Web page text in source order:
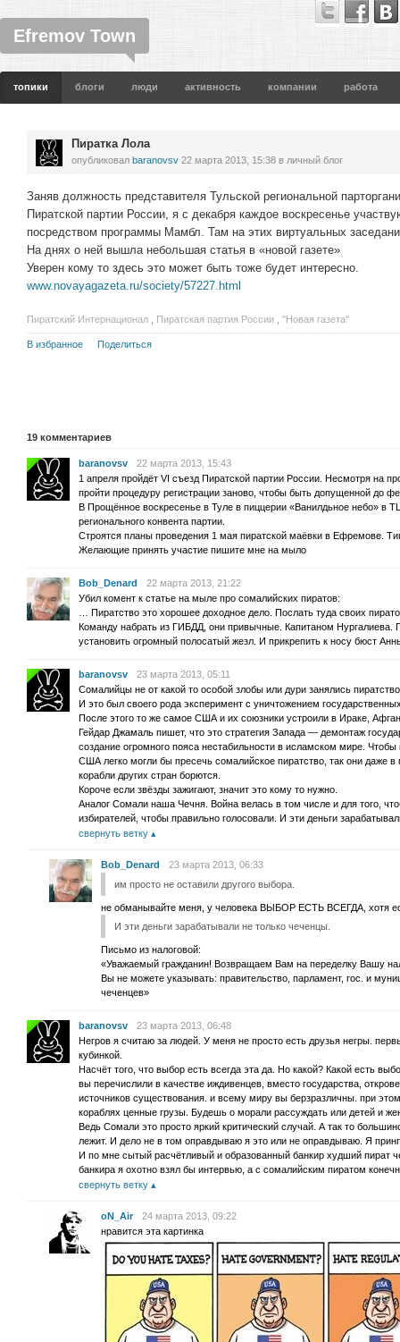
Efremov Town
топики блоги люди активность компании работа
Пиратка Лола
опубликовал baranovsv 22 марта 2013, 15:38 в личный блог
Заняв должность представителя Тульской региональной
Пиратской партии России, я с декабря каждое воскресенье
посредством программы Мамбл. Там на этих виртуальных
На днях о ней вышла небольшая статья в «новой газете»
Уверен кому то здесь это может быть тоже будет интересно.
www.novayagazeta.ru/society/57227.html
Пиратский Интернационал Пиратская партия России "Новая газета"
В избранное Поделиться
19 комментариев
baranovsv
22 марта 2013, 15:43
1 апреля пройдёт VI съезд Пиратской партии России. Несмотря на
пройти процедуру регистрации заново, чтобы быть допущенной до
В Прощённое воскресенье в Туле в пиццерии «Ванилдьное небо» в
регионального конвента партии.
Строятся планы проведения 1 мая пиратской маёвки в Ефремове.
Желающие принять участие пишите мне на мыло
Bob_Denard
22 марта 2013, 21:22
Убил комент к статье на мыле про сомалийских пиратов:
… Пиратство это хорошее доходное дело. Послать туда своих
Команду набрать из ГИБДД, они привычные. Капитаном Нургалиева.
установить огромный полосатый жезл. И прикрепить к носу бюст
baranovsv
23 марта 2013, 05:11
Сомалийцы не от какой то особой злобы или дури занялись
И это был своего рода эксперимент с уничтожением
После этого то же самое США и их союзники устроили в Ираке,
Гейдар Джамаль пишет, что это стратегия Запада — демонтаж
создание огромного пояса нестабильности в исламском мире.
США легко могли бы пресечь сомалийское пиратство, так они даже
корабли других стран борются.
Короче если звёзды зажигают, значит это кому то нужно.
Аналог Сомали наша Чечня. Война велась в том числе и для того,
избирателей, чтобы правильно голосовали. И эти деньги
свернуть ветку
Bob_Denard
23 марта 2013, 06:33
им просто не оставили другого выбора.
не обманывайте меня, у человека ВЫБОР ЕСТЬ ВСЕГДА, хотя
И эти деньги зарабатывали не только чеченцы.
Письмо из налоговой:
«Уважаемый гражданин! Возвращаем Вам на переделку Вашу
Вы не можете указывать: правительство, парламент, гос. и
чеченцев»
baranovsv
23 марта 2013, 06:48
Негров я считаю за людей. У меня не просто есть друзья негры.
кубинкой.
Насчёт того, что выбор есть всегда эта да. Но какой? Какой есть
вы перечислили в качестве иждивенцев, вместо государства,
источников существования. и всему миру вы берзразличны. при
кораблях ценные грузы. Будешь о морали рассуждать или детей и
Ведь Сомали это просто яркий критический случай. А так то
лежит. И дело не в том оправдываю я это или не оправдываю. Я
И по мне сытый расчётливый и образованный банкир худший пират
банкира я охотно взял бы интервью, а с сомалийским пиратом
свернуть ветку
oN_Air
24 марта 2013, 09:22
нравится эта картинка